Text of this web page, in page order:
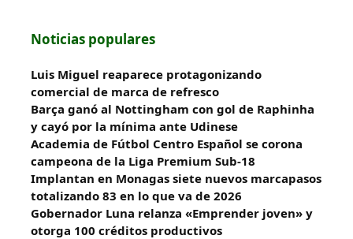
Noticias populares
Luis Miguel reaparece protagonizando
comercial de marca de refresco
Barça ganó al Nottingham con gol de Raphinha
y cayó por la mínima ante Udinese
Academia de Fútbol Centro Español se corona
campeona de la Liga Premium Sub-18
Implantan en Monagas siete nuevos marcapasos
totalizando 83 en lo que va de 2026
Gobernador Luna relanza «Emprender joven» y
otorga 100 créditos productivos